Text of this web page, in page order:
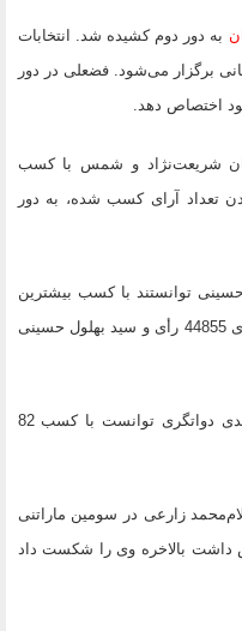
به دور دوم کشیده شد. انتخابات
برگزار می‌شود. فضعلی در دور
شریعت‌نژاد و شمس با کسب
تعداد آرای کسب شده، به دور
توانستند با کسب بیشترین
آرای مأخوذه به مجلس نهم راه یافتند. مددی 44855 رأی و سید بهلول حسینی
، مهدی دواتگری توانست با کسب 82
زارعی در سومین ماراتنی
داشت بالاخره وی را شکست داد